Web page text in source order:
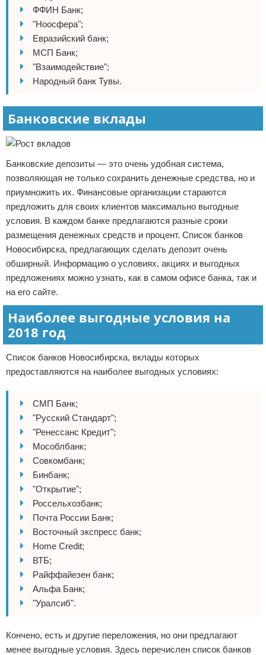
ФФИН Банк;
"Ноосфера";
Евразийский банк;
МСП Банк;
"Взаимодействие";
Народный банк Тувы.
Банковские вклады
Банковские депозиты — это очень удобная система,
позволяющая не только сохранить денежные средства, но и
приумножить их. Финансовые организации стараются
предложить для своих клиентов максимально выгодные
условия. В каждом банке предлагаются разные сроки
размещения денежных средств и процент. Список банков
Новосибирска, предлагающих сделать депозит очень
обширный. Информацию о условиях, акциях и выгодных
предложениях можно узнать, как в самом офисе банка, так и
на его сайте.
Наиболее выгодные условия на
2018 год
Список банков Новосибирска, вклады которых
предоставляются на наиболее выгодных условиях:
СМП Банк;
"Русский Стандарт";
"Ренессанс Кредит";
Мособлбанк;
Совкомбанк;
Бинбанк;
"Открытие";
Россельхозбанк;
Почта России Банк;
Восточный экспресс банк;
Home Credit;
ВТБ;
Райффайезен банк;
Альфа Банк;
"Уралсиб".
Кончено, есть и другие переложения, но они предлагают
менее выгодные условия. Здесь перечислен список банков